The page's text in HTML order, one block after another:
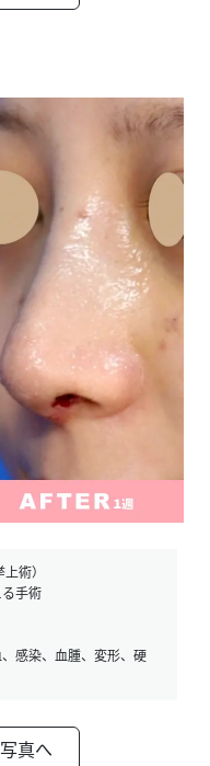
術）
手術
感染、血腫、変形、硬
真へ